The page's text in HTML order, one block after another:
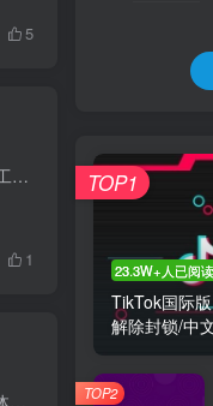
5
AMT Emulator是由俄罗斯技术论坛 Ru-Board 大神 Painter 制作的一款最新Adobe授权解除工具。AMT Emulator，适用于全部Adobe产品授权解除，该补丁实现通过了Abobe应用程序激活和解锁功能所有必要...
1 23.3W+人已阅读
TikTok国际
解除封锁/中
TOP1
TOP2